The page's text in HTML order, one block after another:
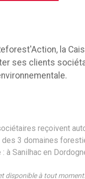
la
ses clients
reçoivent
des 3 domaines
Sanilhac en
disponible à tout moment.